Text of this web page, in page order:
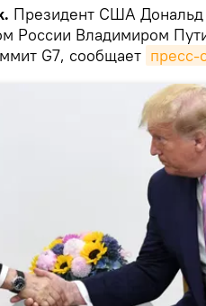
Президент США Дональд
России Владимиром
G7, сообщает пресс-